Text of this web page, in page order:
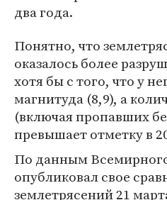
два года.
Понятно, что
оказалось более
хотя бы с того, что у
магнитуда (8,9), а
(включая пропавших
превышает отметку в
По данным
опубликовал свое
землетрясений 21